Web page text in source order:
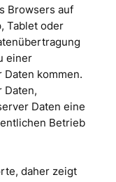
Browsers auf
Tablet oder
einer
kommen.
Daten,
Daten eine
Betrieb
daher zeigt